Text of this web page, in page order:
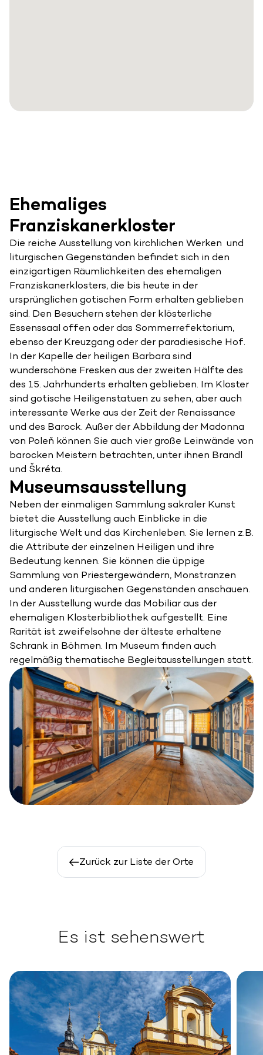
Ehemaliges
Franziskanerkloster
Die reiche Ausstellung von kirchlichen Werken und
liturgischen Gegenständen befindet sich in den
einzigartigen Räumlichkeiten des ehemaligen
Franziskanerklosters, die bis heute in der
ursprünglichen gotischen Form erhalten geblieben
sind. Den Besuchern stehen der klösterliche
Essenssaal offen oder das Sommerrefektorium,
ebenso der Kreuzgang oder der paradiesische Hof.
In der Kapelle der heiligen Barbara sind
wunderschöne Fresken aus der zweiten Hälfte des
des 15. Jahrhunderts erhalten geblieben. Im Kloster
sind gotische Heiligenstatuen zu sehen, aber auch
interessante Werke aus der Zeit der Renaissance
und des Barock. Außer der Abbildung der Madonna
von Poleň können Sie auch vier große Leinwände von
barocken Meistern betrachten, unter ihnen Brandl
und Škréta.
Museumsausstellung
Neben der einmaligen Sammlung sakraler Kunst
bietet die Ausstellung auch Einblicke in die
liturgische Welt und das Kirchenleben. Sie lernen z.B.
die Attribute der einzelnen Heiligen und ihre
Bedeutung kennen. Sie können die üppige
Sammlung von Priestergewändern, Monstranzen
und anderen liturgischen Gegenständen anschauen.
In der Ausstellung wurde das Mobiliar aus der
ehemaligen Klosterbibliothek aufgestellt. Eine
Rarität ist zweifelsohne der älteste erhaltene
Schrank in Böhmen. Im Museum finden auch
regelmäßig thematische Begleitausstellungen statt.
Zurück zur Liste der Orte
Es ist sehenswert